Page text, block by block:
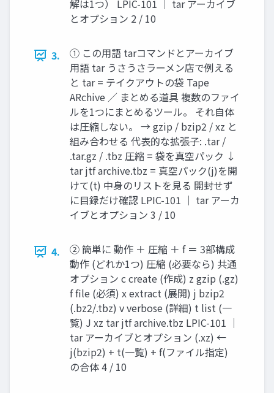
解は1つ） LPIC-101 ｜ tar アーカイブ
とオプション 2 / 10
3.
① この用語 tarコマンドとアーカイブ
用語 tar うさうさラーメン店で例える
と tar = テイクアウトの袋 Tape
ARchive ／ まとめる道具 複数のファイ
ルを1つにまとめるツール。 それ自体
は圧縮しない。 → gzip / bzip2 / xz と
組み合わせる 代表的な拡張子: .tar /
.tar.gz / .tbz 圧縮 = 袋を真空パック ↓
tar jtf archive.tbz = 真空パック(j)を開
けて(t) 中身のリストを見る 開封せず
に目録だけ確認 LPIC-101 ｜ tar アーカ
イブとオプション 3 / 10
4.
② 簡単に 動作 ＋ 圧縮 ＋ f ＝ 3部構成
動作 (どれか1つ) 圧縮 (必要なら) 共通
オプション c create (作成) z gzip (.gz)
f file (必須) x extract (展開) j bzip2
(.bz2/.tbz) v verbose (詳細) t list (一
覧) J xz tar jtf archive.tbz LPIC-101 ｜
tar アーカイブとオプション (.xz) ←
j(bzip2) + t(一覧) + f(ファイル指定)
の合体 4 / 10